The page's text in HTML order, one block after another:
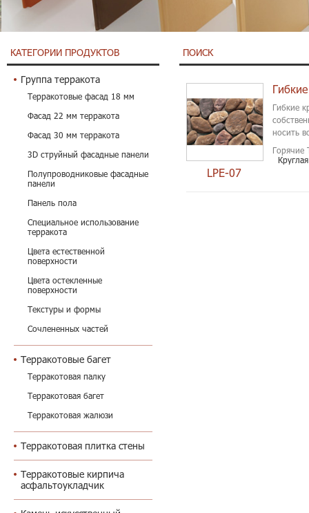
КАТЕГОРИИ ПРОДУКТОВ
Группа терракота
Терракотовые фасад 18 мм
Фасад 22 мм терракота
Фасад 30 мм терракота
3D струйный фасадные панели
Полупроводниковые фасадные
панели
Панель пола
Специальное использование
терракота
Цвета естественной
поверхности
Цвета остекленные
поверхности
Текстуры и формы
Сочлененных частей
Терракотовые багет
Терракотовая палку
Терракотовая багет
Терракотовая жалюзи
Терракотовая плитка стены
Терракотовые кирпича
асфальтоукладчик
ПОИСК
LPE-07
Гибкие
носить
Горячие